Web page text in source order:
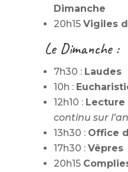
Dimanche
20h15 Vigiles
Le Dimanche :
7h30 : Laudes
10h :
12h10 : Lecture
continu sur
13h30 : Office
17h30 : Vêpres
20h15